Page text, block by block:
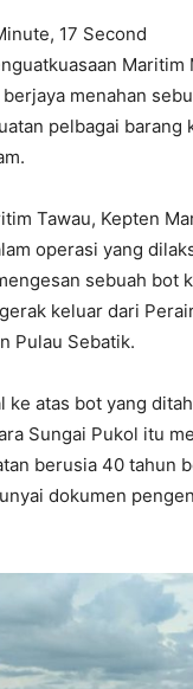
17 Second
Maritim
menahan
pelbagai barang
Tawau, Kepten
operasi yang
sebuah bot
keluar dari
Pulau Sebatik.
ke atas bot yang
Sungai Pukol itu
berusia 40 tahun
dokumen